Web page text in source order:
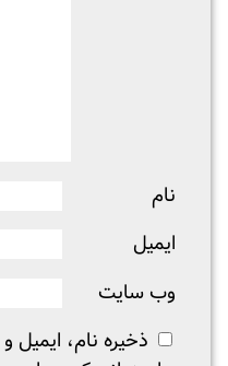
نام
ایمیل
وب‌ سایت
ذخیره نام، ایمیل